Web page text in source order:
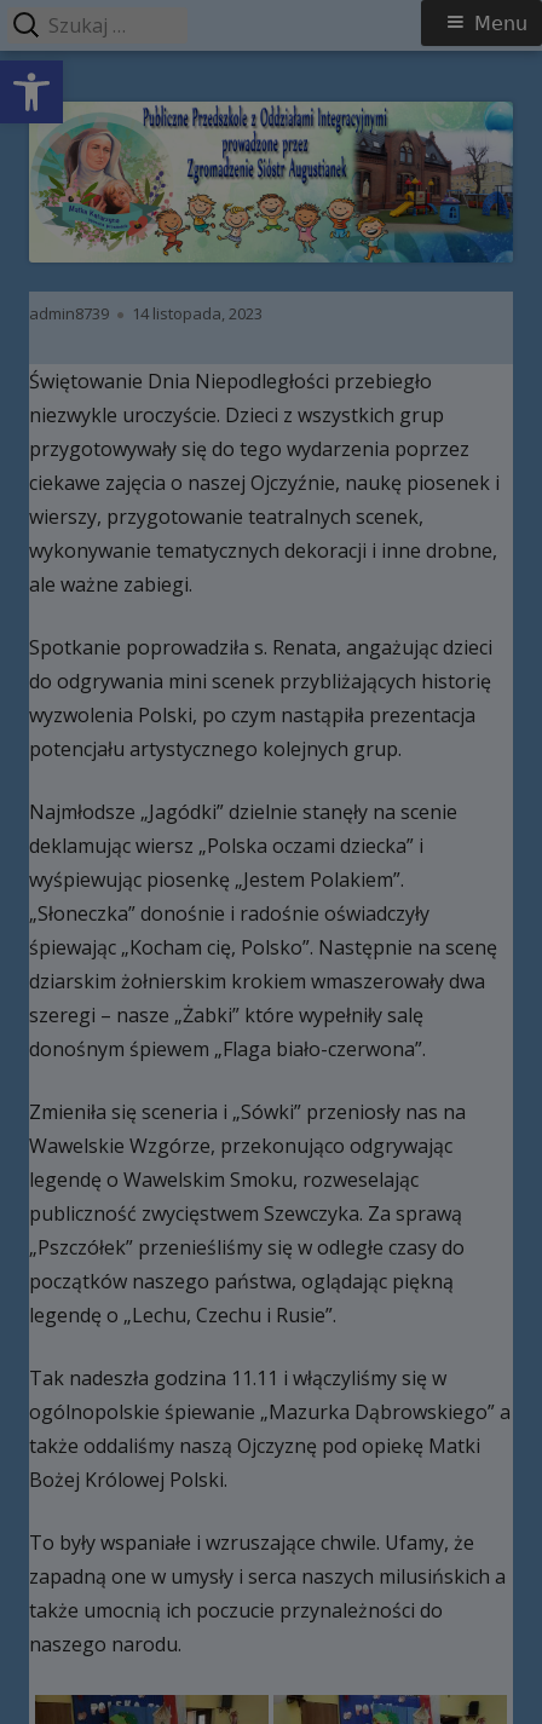
Open toolbar
Przeskocz
treści
Publiczne Przedszkole z Oddziałami
Integracyjnymi prowadzone przez
Zgromadzenie Sióstr Augustianek
Menu
główne
Menu
Autor
admin8739 Opublikowano
14 listopada, 2023
Świętowanie Dnia Niepodległości przebiegło
niezwykle uroczyście. Dzieci z wszystkich grup
przygotowywały się do tego wydarzenia poprzez
ciekawe zajęcia o naszej Ojczyźnie, naukę piosenek i
wierszy, przygotowanie teatralnych scenek,
wykonywanie tematycznych dekoracji i inne drobne,
ale ważne zabiegi.
Spotkanie poprowadziła s. Renata, angażując dzieci
do odgrywania mini scenek przybliżających historię
wyzwolenia Polski, po czym nastąpiła prezentacja
potencjału artystycznego kolejnych grup.
Najmłodsze „Jagódki” dzielnie stanęły na scenie
deklamując wiersz „Polska oczami dziecka” i
wyśpiewując piosenkę „Jestem Polakiem”.
„Słoneczka” donośnie i radośnie oświadczyły
śpiewając „Kocham cię, Polsko”. Następnie na scenę
dziarskim żołnierskim krokiem wmaszerowały dwa
szeregi – nasze „Żabki” które wypełniły salę
donośnym śpiewem „Flaga biało-czerwona”.
Zmieniła się sceneria i „Sówki” przeniosły nas na
Wawelskie Wzgórze, przekonująco odgrywając
legendę o Wawelskim Smoku, rozweselając
publiczność zwycięstwem Szewczyka. Za sprawą
„Pszczółek” przenieśliśmy się w odległe czasy do
początków naszego państwa, oglądając piękną
legendę o „Lechu, Czechu i Rusie”.
Tak nadeszła godzina 11.11 i włączyliśmy się w
ogólnopolskie śpiewanie „Mazurka Dąbrowskiego” a
także oddaliśmy naszą Ojczyznę pod opiekę Matki
Bożej Królowej Polski.
To były wspaniałe i wzruszające chwile. Ufamy, że
zapadną one w umysły i serca naszych milusińskich a
także umocnią ich poczucie przynależności do
naszego narodu.